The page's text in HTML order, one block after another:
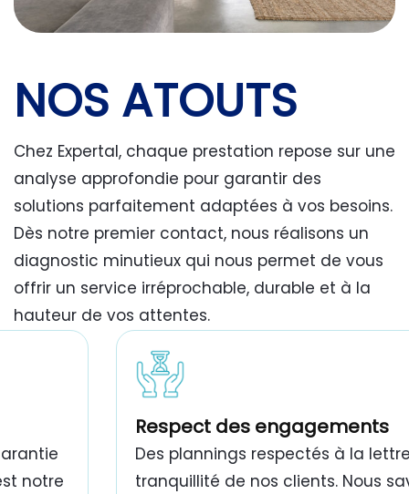
NOS ATOUTS
Chez Expertal, chaque prestation repose sur une
analyse approfondie pour garantir des
solutions parfaitement adaptées à vos besoins.
Dès notre premier contact, nous réalisons un
diagnostic minutieux qui nous permet de vous
offrir un service irréprochable, durable et à la
hauteur de vos attentes.
travaux de peinture bâtiment Tunisie
notre
Respect des engagements
Des plannings respectés à la
tranquillité de nos clients. Nous